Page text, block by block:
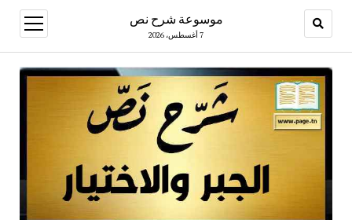
موسوعة شرح نص
7 أغسطس، 2026
open
menu